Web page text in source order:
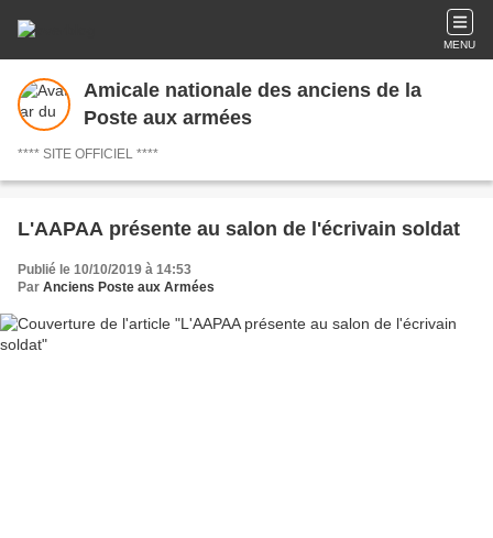
MENU
Amicale nationale des anciens de la
Poste aux armées
**** SITE OFFICIEL ****
L'AAPAA présente au salon de l'écrivain soldat
Publié le 10/10/2019 à 14:53
Par Anciens Poste aux Armées